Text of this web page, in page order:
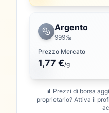
Argento
999‰
Prezzo Mercato
1,77 €/g
📊 Prezzi di borsa
proprietario? Attiva il